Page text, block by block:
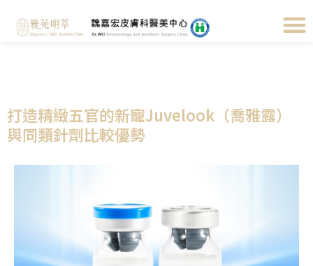
打造精緻五官的新寵Juvelook（喬雅露）
與同類針劑比較優勢